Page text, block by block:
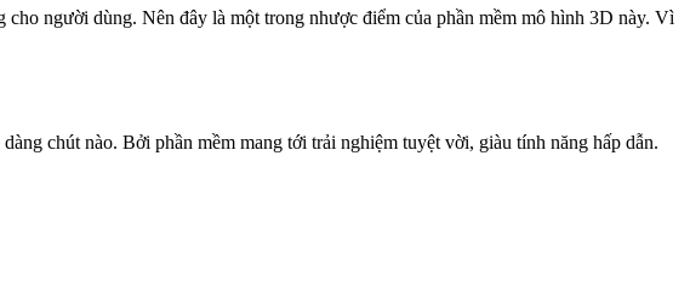
người dùng. Nên đây là một trong nhược điểm của phần mềm mô hình 3D này. Vì
chút nào. Bởi phần mềm mang tới trải nghiệm tuyệt vời, giàu tính năng hấp dẫn.